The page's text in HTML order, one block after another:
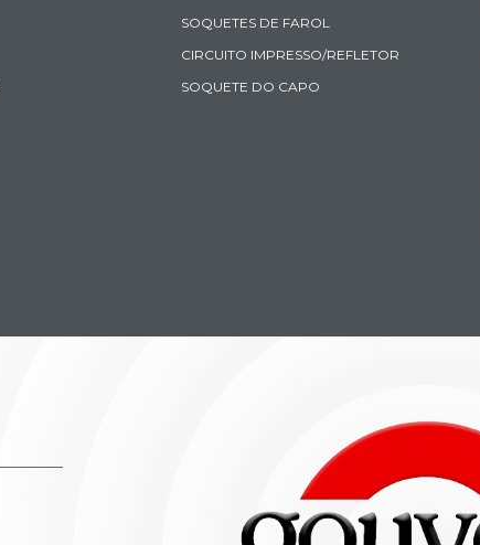
SOQUETES DE FAROL
CIRCUITO IMPRESSO/REFLETOR
SOQUETE DO CAPO